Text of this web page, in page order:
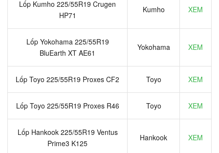
Lốp Kumho 225/55R19 Crugen
HP71
Kumho XEM
Lốp Yokohama 225/55R19
BluEarth XT AE61
Yokohama XEM
Lốp Toyo 225/55R19 Proxes CF2 Toyo XEM
Lốp Toyo 225/55R19 Proxes R46 Toyo XEM
Lốp Hankook 225/55R19 Ventus
Prime3 K125
Hankook XEM